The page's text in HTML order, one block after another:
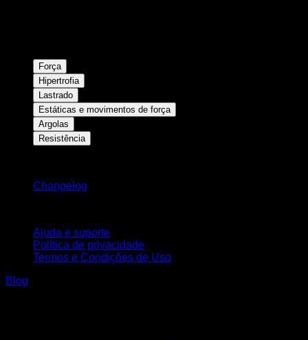
Força
Hipertrofia
Lastrado
Estáticas e movimentos de força
Argolas
Resistência
Changelog
Ajuda e suporte
Política de privacidade
Termos e Condições de Uso
Blog